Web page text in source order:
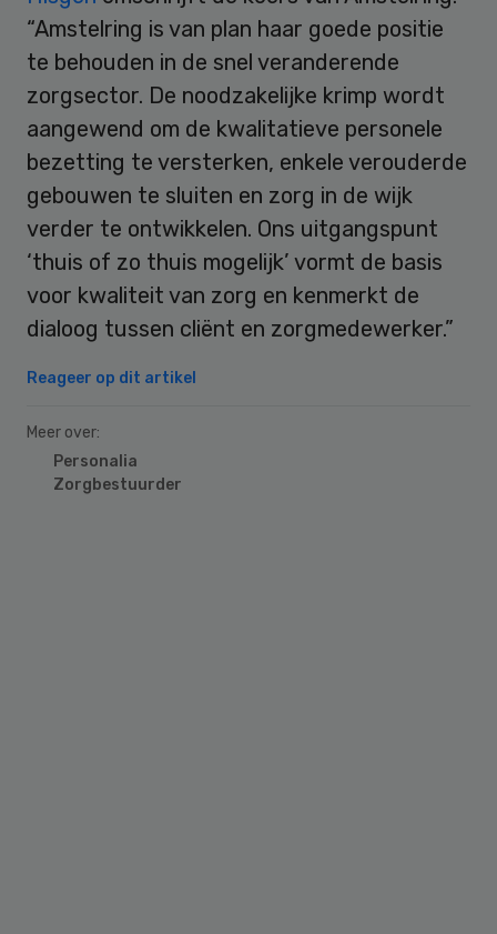
“Amstelring is van plan haar goede positie
te behouden in de snel veranderende
zorgsector. De noodzakelijke krimp wordt
aangewend om de kwalitatieve personele
bezetting te versterken, enkele verouderde
gebouwen te sluiten en zorg in de wijk
verder te ontwikkelen. Ons uitgangspunt
‘thuis of zo thuis mogelijk’ vormt de basis
voor kwaliteit van zorg en kenmerkt de
dialoog tussen cliënt en zorgmedewerker.”
Reageer op dit artikel
Meer over:
Personalia
Zorgbestuurder